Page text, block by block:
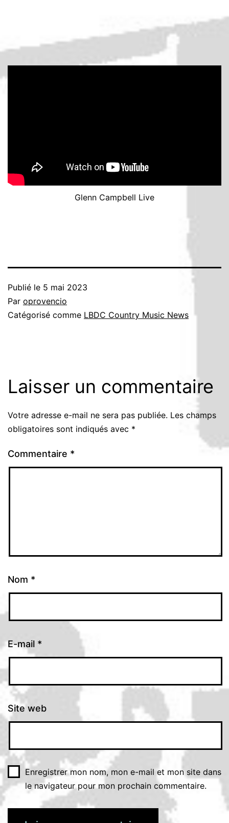
Glenn Campbell Live
Publié le 5 mai 2023
Par oprovencio
Catégorisé comme LBDC Country Music News
Laisser un commentaire
Votre adresse e-mail ne sera pas publiée. Les champs
obligatoires sont indiqués avec *
Commentaire *
Nom *
E-mail *
Site web
Enregistrer mon nom, mon e-mail et mon site dans
le navigateur pour mon prochain commentaire.